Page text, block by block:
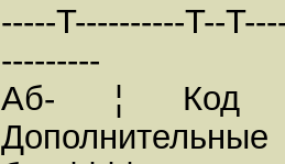
-----T----------T--
---------
Аб- ¦ Код
Дополнительные